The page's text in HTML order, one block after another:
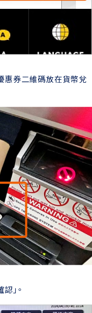
惠券二維碼放在貨幣兌
」。